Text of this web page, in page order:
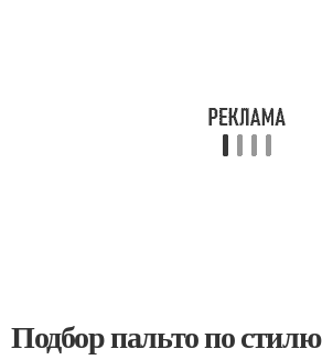
Подбор пальто по стилю